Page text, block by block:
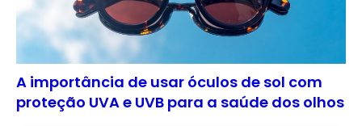
A importância de usar óculos de sol com
proteção UVA e UVB para a saúde dos olhos